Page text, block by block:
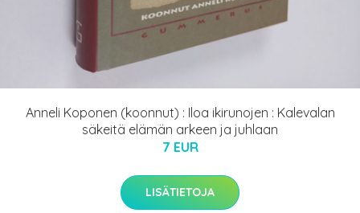
Anneli Koponen (koonnut) : Iloa ikirunojen : Kalevalan
säkeitä elämän arkeen ja juhlaan
7 EUR
LISÄTIETOJA